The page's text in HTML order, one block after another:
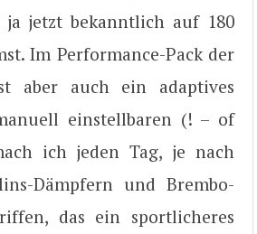
jetzt bekanntlich auf 180
Im Performance-Pack der
aber auch ein adaptives
einstellbaren (! – of
ich jeden Tag, je nach
Dämpfern und Brembo-
das ein sportlicheres